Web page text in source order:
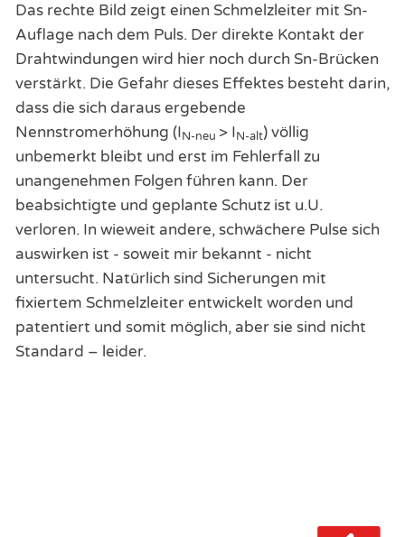
Das rechte Bild zeigt einen Schmelzleiter mit Sn-
Auflage nach dem Puls. Der direkte Kontakt der
Drahtwindungen wird hier noch durch Sn-Brücken
verstärkt. Die Gefahr dieses Effektes besteht darin,
dass die sich daraus ergebende
Nennstromerhöhung (IN-neu > IN-alt) völlig
unbemerkt bleibt und erst im Fehlerfall zu
unangenehmen Folgen führen kann. Der
beabsichtigte und geplante Schutz ist u.U.
verloren. In wieweit andere, schwächere Pulse sich
auswirken ist - soweit mir bekannt - nicht
untersucht. Natürlich sind Sicherungen mit
fixiertem Schmelzleiter entwickelt worden und
patentiert und somit möglich, aber sie sind nicht
Standard – leider.